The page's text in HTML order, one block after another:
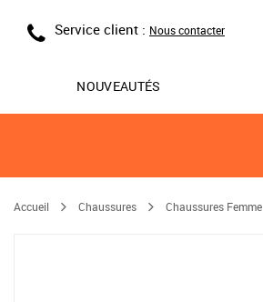
Service client : Nous contacter
NOUVEAUTÉS
Accueil Chaussures Chaussures Femme